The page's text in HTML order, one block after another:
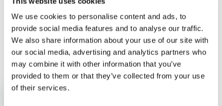
We use cookies to personalise content and ads, to
provide social media features and to analyse our traffic.
We also share information about your use of our site with
our social media, advertising and analytics partners who
may combine it with other information that you’ve
provided to them or that they’ve collected from your use
of their services.
Nombre* Correo electrónico *